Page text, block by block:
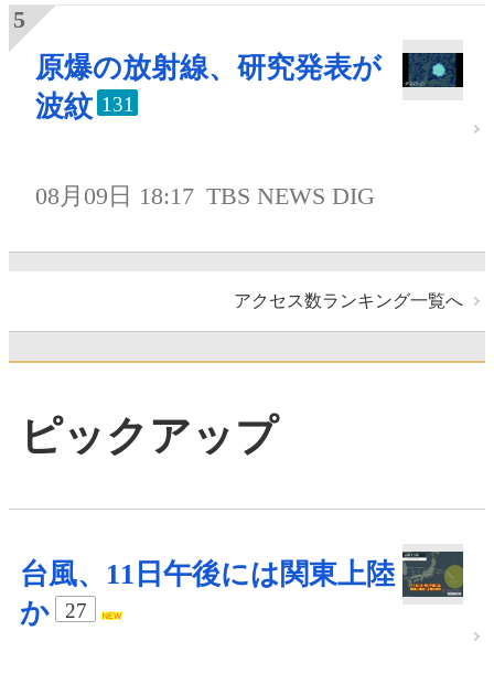
原爆の放射線、研究発表が
波紋 131
08月09日 18:17 TBS NEWS DIG
アクセス数ランキング一覧へ
ピックアップ
台風、11日午後には関東上陸
か
27